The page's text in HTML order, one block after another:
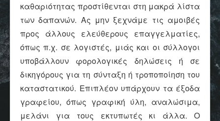
καθαριότητας προστίθενται στη μακρά λίστα
των δαπανών. Ας μην ξεχνάμε τις αμοιβές
προς άλλους ελεύθερους επαγγελματίες,
όπως π.χ. σε λογιστές, μιάς και οι σύλλογοι
υποβάλλουν φορολογικές δηλώσεις ή σε
δικηγόρους για τη σύνταξη ή τροποποίηση του
καταστατικού. Επιπλέον υπάρχουν τα έξοδα
γραφείου, όπως γραφική ύλη, αναλώσιμα,
μελάνι για τους εκτυπωτές κι άλλα. Ο